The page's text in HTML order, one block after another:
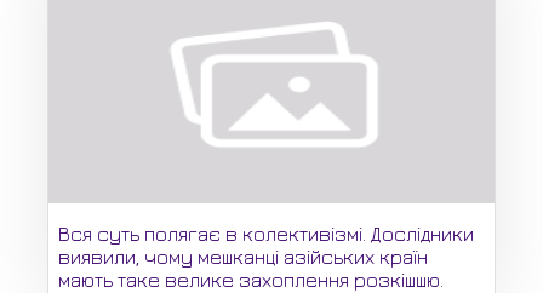
Вся суть полягає в колективізмі. Дослідники
виявили, чому мешканці азійських країн
мають таке велике захоплення розкішшю.